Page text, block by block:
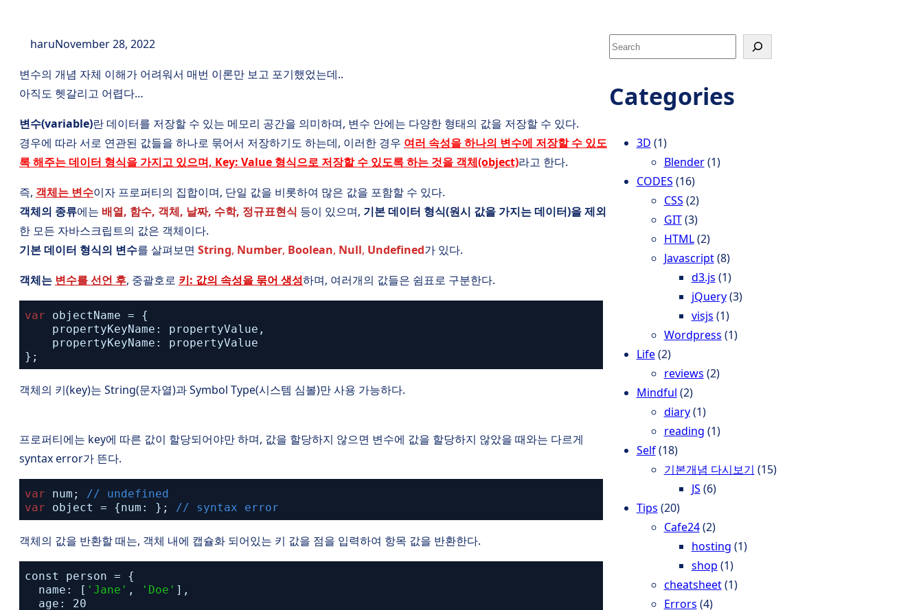
haruNovember 28, 2022
변수의 개념 자체 이해가 어려워서 매번 이론만 보고 포기했었는데..
아직도 헷갈리고 어렵다…
변수(variable)란 데이터를 저장할 수 있는 메모리 공간을 의미하며, 변수 안에는 다양한 형태의 값을 저장할 수 있다.
경우에 따라 서로 연관된 값들을 하나로 묶어서 저장하기도 하는데, 이러한 경우 여러 속성을 하나의 변수에 저장할 수 있도
록 해주는 데이터 형식을 가지고 있으며, Key: Value 형식으로 저장할 수 있도록 하는 것을 객체(object)라고 한다.
즉, 객체는 변수이자 프로퍼티의 집합이며, 단일 값을 비롯하여 많은 값을 포함할 수 있다.
객체의 종류에는 배열, 함수, 객체, 날짜, 수학, 정규표현식 등이 있으며, 기본 데이터 형식(원시 값을 가지는 데이터)을 제외
한 모든 자바스크립트의 값은 객체이다.
기본 데이터 형식의 변수를 살펴보면 String, Number, Boolean, Null, Undefined가 있다.
객체는 변수를 선언 후, 중괄호로 키: 값의 속성을 묶어 생성하며, 여러개의 값들은 쉼표로 구분한다.
var
objectName = {
propertyKeyName: propertyValue,
propertyKeyName: propertyValue
};
객체의 키(key)는 String(문자열)과 Symbol Type(시스템 심볼)만 사용 가능하다.
프로퍼티에는 key에 따른 값이 할당되어야만 하며, 값을 할당하지 않으면 변수에 값을 할당하지 않았을 때와는 다르게
syntax error가 뜬다.
var num; // undefined
var
object = {num: }; // syntax error
객체의 값을 반환할 때는, 객체 내에 캡슐화 되어있는 키 값을 점을 입력하여 항목 값을 반환한다.
const person = {
name: [ 'Jane' , 'Doe' ],
age: 20
S
e
rCategories
3D (1)
Blender(1)
CODES (16)
CSS (2)
GIT(3)
HTML(2)
Javascript(8)
d3.js (1)
jQuery(3)
visjs (1)
Wordpress (1)
Life(2)
reviews (2)
Mindful (2)
diary(1)
reading (1)
Self(18)
기본개념 다시보기 (15)
JS (6)
Tips (20)
Cafe24(2)
hosting (1)
shop (1)
cheatsheet(1)
Errors (4)